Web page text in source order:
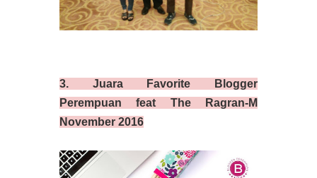
3. Juara Favorite Blogger
Perempuan feat The Ragran-M
November 2016